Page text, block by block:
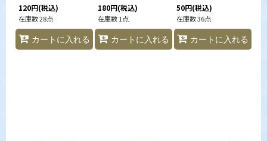
120円(税込)
在庫数 28点
カートに入れる
180円(税込)
在庫数 1点
カートに入れる
50円(税込)
在庫数 36点
カートに入れる